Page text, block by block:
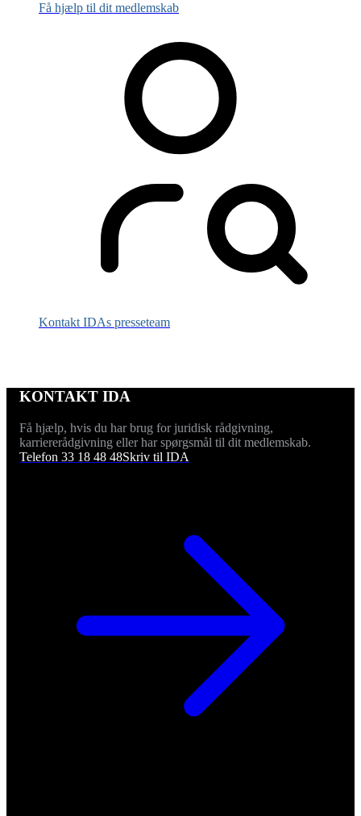
Få hjælp til dit medlemskab
Kontakt IDAs presseteam
KONTAKT IDA
Få hjælp, hvis du har brug for juridisk rådgivning,
karriererådgivning eller har spørgsmål til dit medlemskab.
Telefon 33 18 48 48Skriv til IDA